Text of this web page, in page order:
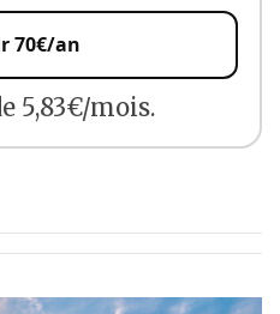
70€/an
5,83€/mois.